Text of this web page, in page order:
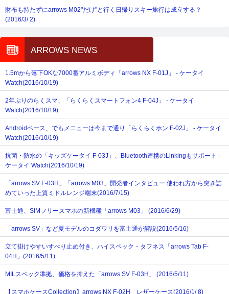
財布も持たずにarrows M02"だけ"と行く日帰りスキー旅行は成立する？
(2016/3/ 2)
ARROWS NEWS
1.5mから落下OKな7000番アルミボディ「arrows NX F-01J」 - ケータイ
Watch(2016/10/19)
2年ぶりのらくスマ、「らくらくスマートフォン4 F-04J」 - ケータイ
Watch(2016/10/19)
Androidベース、でもメニューは今まで通り「らくらくホン F-02J」 - ケータイ
Watch(2016/10/19)
抗菌・防水の「キッズケータイ F-03J」、Bluetooth連携のLinkingもサポート -
ケータイ Watch(2016/10/19)
「arrows SV F-03H」「arrows M03」開発者インタビュー 使われ方から突き詰
めていった上質ミドルレンジ端末(2016/7/15)
富士通、SIMフリースマホの新機種「arrows M03」 (2016/6/29)
「arrows SV」など夏モデルのコダワリを富士通が解説(2016/5/16)
立て掛けやすいすべり止め付き、ハイスペック・タフネス「arrows Tab F-
04H」(2016/5/11)
MILスペック準拠、価格を抑えた「arrows SV F-03H」 (2016/5/11)
【スマホケースCollection】arrows NX F-02H レザーケース(2016/1/ 8)